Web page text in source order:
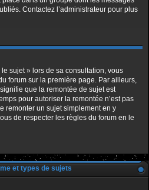
Contactez l’administrateur pour plus
sujet » lors de sa consultation, vous
forum sur la première page. Par ailleurs,
que la remontée de sujet est
pour autoriser la remontée n’est pas
remonter un sujet simplement en y
de respecter les règles du forum en le
et types de sujets